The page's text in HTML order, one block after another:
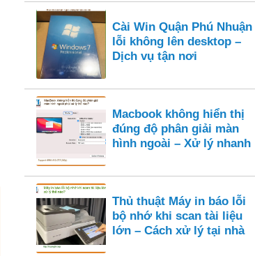
Cài Win Quận Phú Nhuận
lỗi không lên desktop –
Dịch vụ tận nơi
Macbook không hiển thị
đúng độ phân giải màn
hình ngoài – Xử lý nhanh
Thủ thuật Máy in báo lỗi
bộ nhớ khi scan tài liệu
lớn – Cách xử lý tại nhà